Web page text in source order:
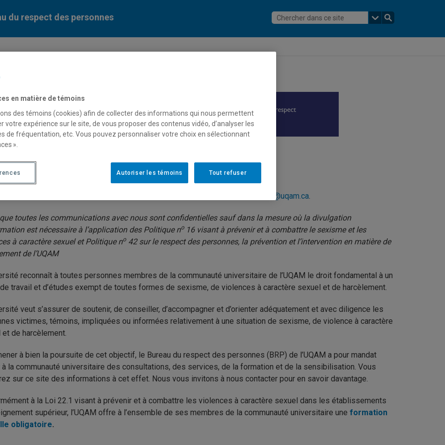
du respect des personnes
fera plaisir de vous recevoir, sur rendez-vous.
respect@uqam.ca.
toutes les communications avec nous sont confidentielles sauf dans la mesure où la divulgation
est nécessaire à l’application des Politique no 16 visant à prévenir et à combattre le sexisme et les
à caractère sexuel et Politique no 42 sur le respect des personnes, la prévention et l’intervention en matière de
de l’UQAM
reconnaît à toutes personnes membres de la communauté universitaire de l’UQAM le droit fondamental à un
travail et d’études exempt de toutes formes de sexisme, de violences à caractère sexuel et de harcèlement.
veut s’assurer de soutenir, de conseiller, d’accompagner et d’orienter adéquatement et avec diligence les
victimes, témoins, impliquées ou informées relativement à une situation de sexisme, de violence à caractère
et de harcèlement.
à bien la poursuite de cet objectif, le Bureau du respect des personnes (BRP) de l’UQAM a pour mandat
à la communauté universitaire des consultations, des services, de la formation et de la sensibilisation. Vous
sur ce site des informations à cet effet. Nous vous invitons à nous contacter pour en savoir davantage.
à la Loi 22.1 visant à prévenir et à combattre les violences à caractère sexuel dans les établissements
supérieur, l’UQAM offre à l’ensemble de ses membres de la communauté universitaire une formation
obligatoire.
en matière de témoins
des témoins (cookies) afin de collecter des informations qui nous permettent
votre expérience sur le site, de vous proposer des contenus vidéo, d’analyser les
de fréquentation, etc. Vous pouvez personnaliser votre choix en sélectionnant
».
Tout refuser
Autoriser les témoins